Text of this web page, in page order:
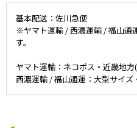
基本配送：佐川急便
※ヤマト運輸 / 西濃運輸 / 福山通
す。
ヤマト運輸：ネコポス・近畿地
西濃運輸 / 福山通運：大型サイ